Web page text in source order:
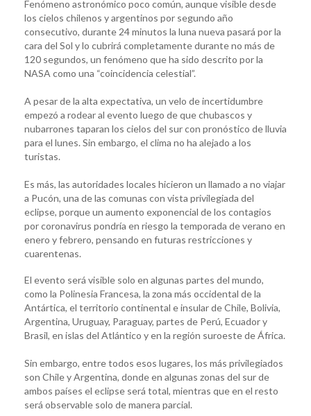
Fenómeno astronómico poco común, aunque visible desde
los cielos chilenos y argentinos por segundo año
consecutivo, durante 24 minutos la luna nueva pasará por la
cara del Sol y lo cubrirá completamente durante no más de
120 segundos, un fenómeno que ha sido descrito por la
NASA como una “coincidencia celestial”.
A pesar de la alta expectativa, un velo de incertidumbre
empezó a rodear al evento luego de que chubascos y
nubarrones taparan los cielos del sur con pronóstico de lluvia
para el lunes. Sin embargo, el clima no ha alejado a los
turistas.
Es más, las autoridades locales hicieron un llamado a no viajar
a Pucón, una de las comunas con vista privilegiada del
eclipse, porque un aumento exponencial de los contagios
por coronavirus pondría en riesgo la temporada de verano en
enero y febrero, pensando en futuras restricciones y
cuarentenas.
El evento será visible solo en algunas partes del mundo,
como la Polinesia Francesa, la zona más occidental de la
Antártica, el territorio continental e insular de Chile, Bolivia,
Argentina, Uruguay, Paraguay, partes de Perú, Ecuador y
Brasil, en islas del Atlántico y en la región suroeste de África.
Sin embargo, entre todos esos lugares, los más privilegiados
son Chile y Argentina, donde en algunas zonas del sur de
ambos países el eclipse será total, mientras que en el resto
será observable solo de manera parcial.